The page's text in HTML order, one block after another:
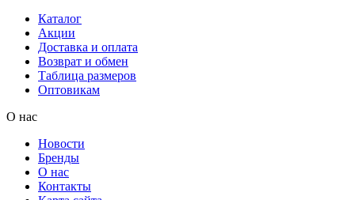
Каталог
Акции
Доставка и оплата
Возврат и обмен
Таблица размеров
Оптовикам
О нас
Новости
Бренды
О нас
Контакты